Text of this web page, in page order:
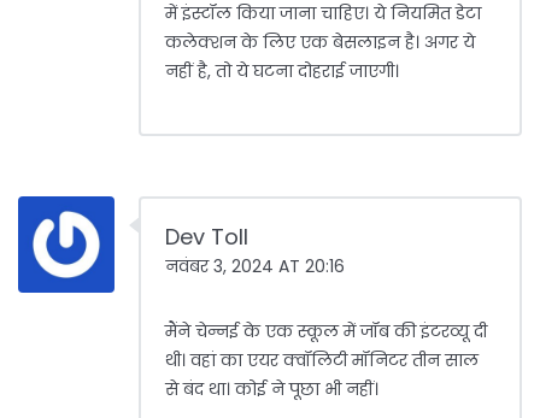
में इंस्टॉल किया जाना चाहिए। ये नियमित डेटा
कलेक्शन के लिए एक बेसलाइन है। अगर ये
नहीं है, तो ये घटना दोहराई जाएगी।
Dev Toll
नवंबर 3, 2024 AT 20:16
मैंने चेन्नई के एक स्कूल में जॉब की इंटरव्यू दी
थी। वहां का एयर क्वॉलिटी मॉनिटर तीन साल
से बंद था। कोई ने पूछा भी नहीं।